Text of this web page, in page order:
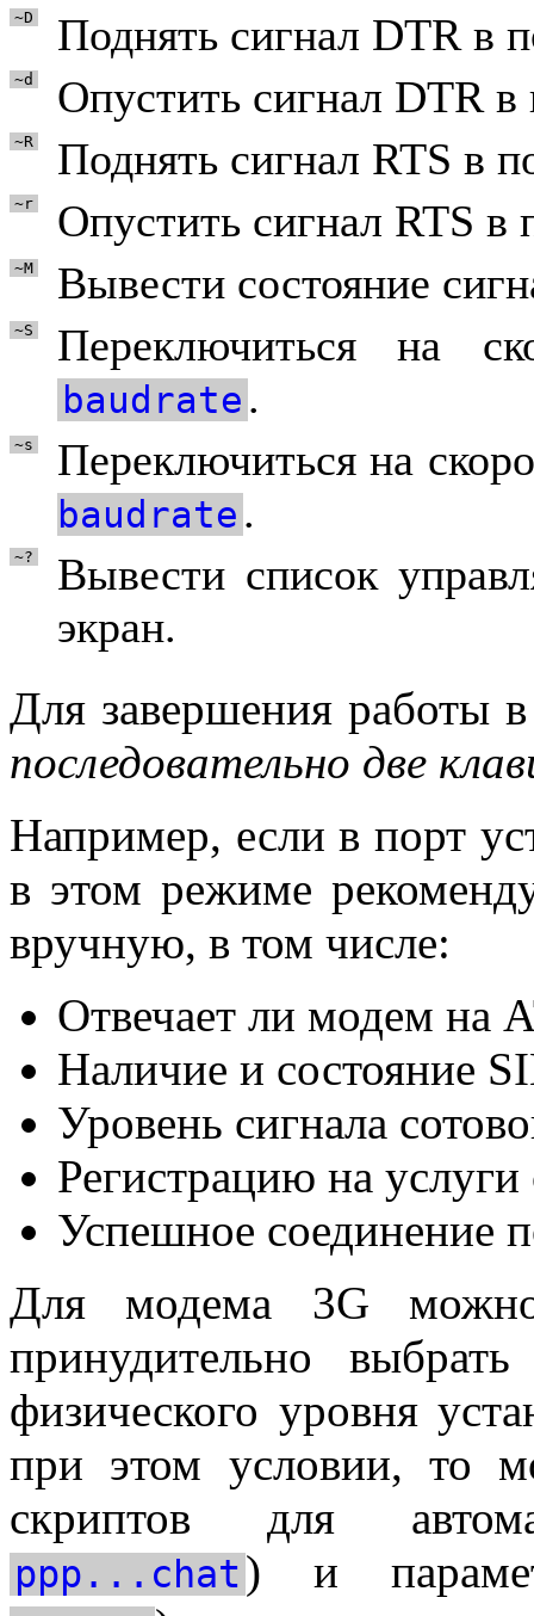
~D Поднять сигнал DTR в
~d Опустить сигнал DTR в
~R Поднять сигнал RTS в
~r Опустить сигнал RTS в
~M Вывести состояние
~S Переключиться на
baudrate .
~s Переключиться на
baudrate .
~?
Вывести список
экран.
Для завершения работы
последовательно две
Например, если в порт
в этом режиме
вручную, в том числе:
Отвечает ли модем на
Наличие и состояние
Уровень сигнала
Регистрацию на услуги
Успешное соединение
Для модема 3G можно
принудительно
физического уровня
при этом условии, то
скриптов для
ppp...chat) и